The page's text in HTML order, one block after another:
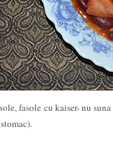
fasole cu kaiser- nu